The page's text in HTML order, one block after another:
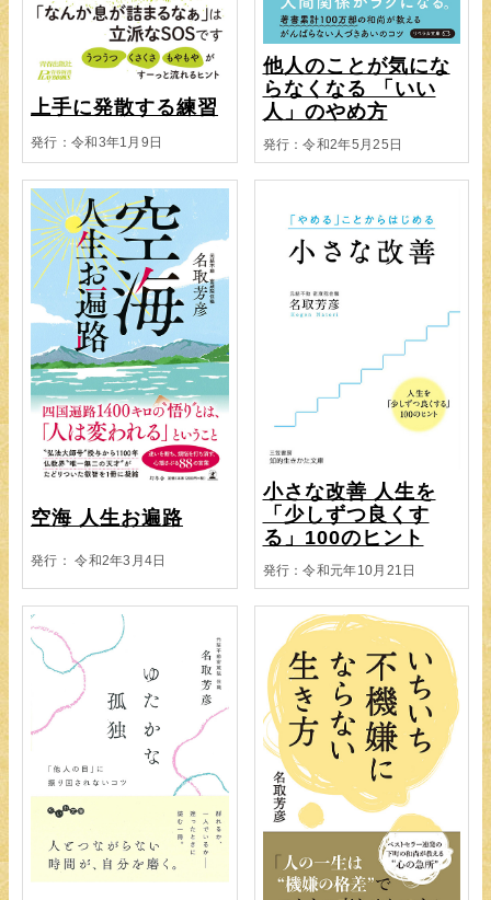
上手に発散する練習
発行：令和3年1月9日
他人のことが気にな
らなくなる 「いい
人」のやめ方
発行：令和2年5月25日
空海 人生お遍路
発行： 令和2年3月4日
小さな改善 人生を
「少しずつ良くす
る」100のヒント
発行：令和元年10月21日